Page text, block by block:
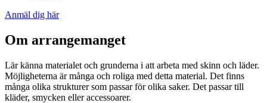
Anmäl dig här
Om arrangemanget
Lär känna materialet och grunderna i att arbeta med skinn och läder.
Möjligheterna är många och roliga med detta material. Det finns
många olika strukturer som passar för olika saker. Det passar till
kläder, smycken eller accessoarer.